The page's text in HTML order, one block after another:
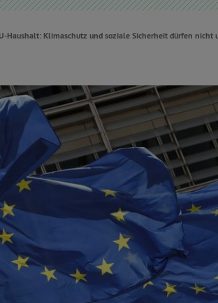
Haushalt: Klimaschutz und soziale Sicherheit dürfen nicht